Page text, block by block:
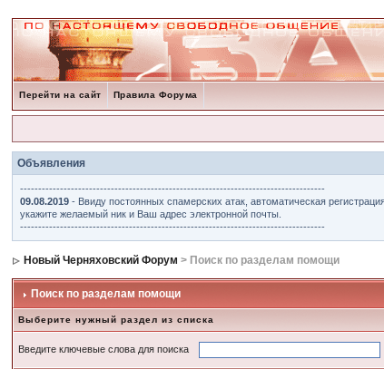
Перейти на сайт Правила Форума
Объявления
------------------------------------------------------------------------------------
09.08.2019 - Ввиду постоянных спамерских атак, автоматическая
укажите желаемый ник и Ваш адрес электронной почты.
------------------------------------------------------------------------------------
Новый Черняховский Форум > Поиск по разделам помощи
Поиск по разделам помощи
Выберите нужный раздел из списка
Введите ключевые слова для поиска